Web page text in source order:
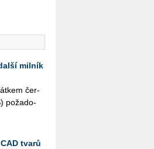
milník
čer­
po­ža­do­
tvarů